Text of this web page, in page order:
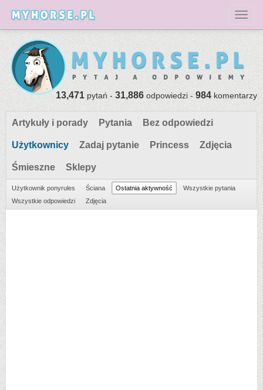
13,471pytań -31,886odpowiedzi -984komentarzy
Artykuły i porady Pytania Bez odpowiedzi
Użytkownicy Zadaj pytanie Princess Zdjęcia
Śmieszne Sklepy
Użytkownik ponyrules Ściana Ostatnia aktywność
Wszystkie pytania
Wszystkie odpowiedzi
Zdjęcia